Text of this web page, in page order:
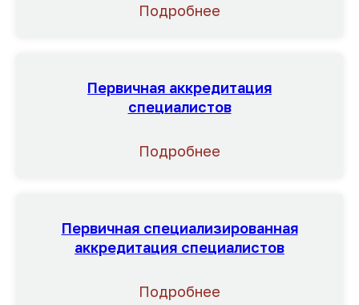
Подробнее
Первичная аккредитация
специалистов
Подробнее
Первичная специализированная
аккредитация специалистов
Подробнее
курсов повышения
квалификации
специальности 31.02.04
Медицинская оптика" на